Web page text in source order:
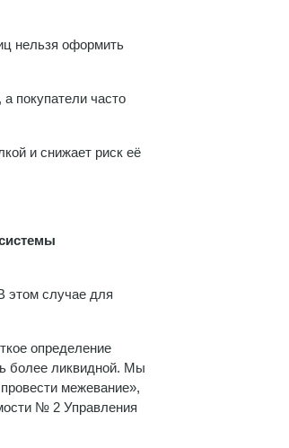
нельзя оформить
покупатели часто
и снижает риск её
этом случае для
определение
более ликвидной. Мы
межевание»,
№ 2 Управления